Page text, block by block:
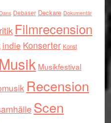
Dans Debaser Deckare Dokumentär
Filmrecension
indie Konserter Konst
Musik Musikfestival
Recension
Scen